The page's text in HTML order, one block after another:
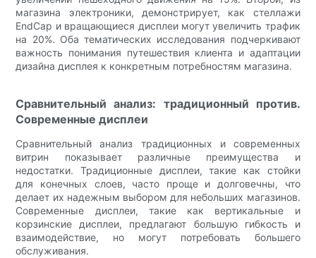
магазина электроники, демонстрирует, как стеллажи
EndCap и вращающиеся дисплеи могут увеличить трафик
на 20%. Оба тематических исследования подчеркивают
важность понимания путешествия клиента и адаптации
дизайна дисплея к конкретным потребностям магазина.
Сравнительный анализ: традиционный против.
Современные дисплеи
Сравнительный анализ традиционных и современных
витрин показывает различные преимущества и
недостатки. Традиционные дисплеи, такие как стойки
для конечных слоев, часто проще и долговечны, что
делает их надежным выбором для небольших магазинов.
Современные дисплеи, такие как вертикальные и
корзинские дисплеи, предлагают большую гибкость и
взаимодействие, но могут потребовать большего
обслуживания.